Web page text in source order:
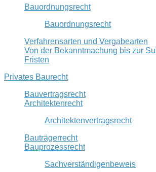
Bauordnungsrecht
Bauordnungsrecht
Verfahrensarten und Vergabearten
Von der Bekanntmachung bis zur
Fristen
Privates Baurecht
Bauvertragsrecht
Architektenrecht
Architektenvertragsrecht
Bauträgerrecht
Bauprozessrecht
Sachverständigenbeweis